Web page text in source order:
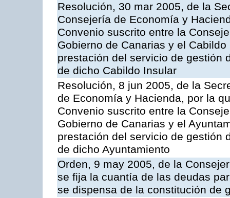
Resolución, 30 mar 2005, de la
Consejería de Economía y
Convenio suscrito entre la
Gobierno de Canarias y el
prestación del servicio de gestión
de dicho Cabildo Insular
Resolución, 8 jun 2005, de la
de Economía y Hacienda, por la
Convenio suscrito entre la
Gobierno de Canarias y el
prestación del servicio de gestión
de dicho Ayuntamiento
Orden, 9 may 2005, de la
se fija la cuantía de las deudas
se dispensa de la constitución de